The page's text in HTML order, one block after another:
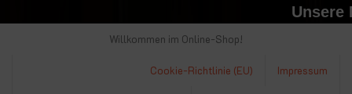
Unsere
Willkommen im Online-Shop!
Impressum
Cookie-Richtlinie (EU)